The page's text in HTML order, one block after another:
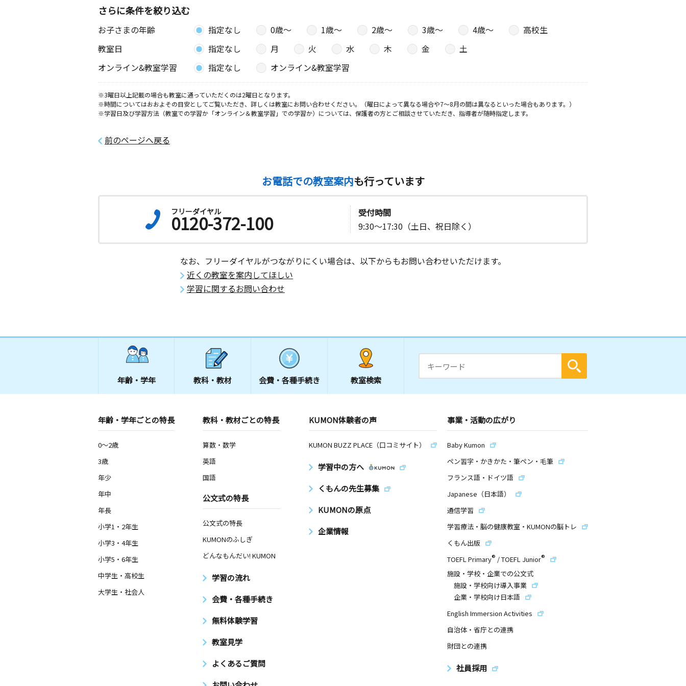
さらに条件を絞り込む
お子さまの年齢 指定なし 0歳〜 1歳〜 2歳〜 3歳〜 4歳〜
高校生
教室日
指定なし 月 火 水 木 金
土
オンライン&教室学習
指定なし オンライン&教室学習
※3曜日以上記載の場合も教室に通っていただくのは2曜日となります。
※時間についてはおおよその目安としてご覧いただき、詳しくは教室にお問い合わせください。（曜日によって異なる場合や7～8月の間は異なるといった場合もあります。）
※学習日及び学習方法（教室での学習か「オンライン＆教室学習」での学習か）については、保護者の方とご相談させていただき、指導者が随時指定します。
前のページへ戻る
お電話での教室案内も行っています
フリーダイヤル
0120-372-100
受付時間
9:30～17:30（土日、祝日除く）
なお、フリーダイヤルがつながりにくい場合は、以下からもお問い合わせいただけます。
近くの教室を案内してほしい
学習に関するお問い合わせ
年齢・学年 教科・教材 会費・ 各種手続き 教室検索
年齢・学年ごとの特長
0～2歳
3歳
年少
年中
年長
小学1・2年生
小学3・4年生
小学5・6年生
中学生・高校生
大学生・社会人
教科・教材ごとの特長
算数・数学
英語
国語
公文式の特長
公文式の特長
KUMONのふしぎ
どんなもんだい! KUMON
学習の流れ
会費・各種手続き
無料体験学習
教室見学
よくあるご質問
KUMON体験者の声
KUMON BUZZ PLACE（口コミサイト）
学習中の方へ
くもんの先生募集
KUMONの原点
企業情報
事業・活動の広がり
Baby Kumon
ペン習字・かきかた・筆ペン・毛筆
フランス語・ドイツ語
Japanese（日本語）
通信学習
学習療法・脳の健康教室・KUMONの脳トレ
くもん出版
TOEFL Primary® /TOEFL Junior®
施設・学校・企業での公文式
施設・学校向け導入事業
企業・学校向け日本語
English Immersion Activities
自治体・省庁との連携
財団との連携
社員採用